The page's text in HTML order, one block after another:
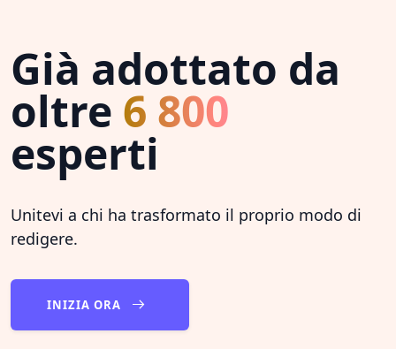
Già adottato da
oltre 6 800
esperti
Unitevi a chi ha trasformato il proprio modo di
redigere.
INIZIA ORA